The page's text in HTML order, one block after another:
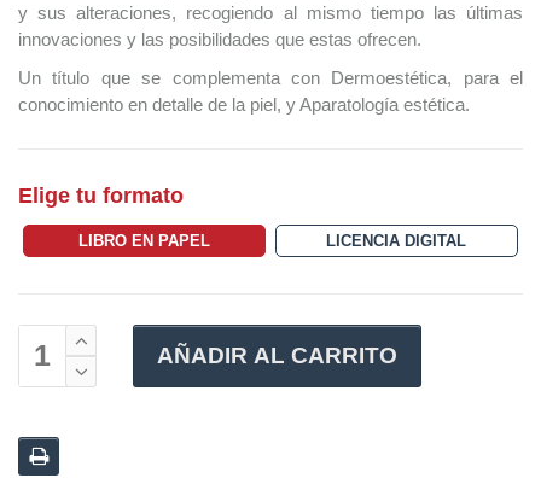
y sus alteraciones, recogiendo al mismo tiempo las últimas
innovaciones y las posibilidades que estas ofrecen.
Un título que se complementa con Dermoestética, para el
conocimiento en detalle de la piel, y Aparatología estética.
Elige tu formato
LIBRO EN PAPEL LICENCIA DIGITAL
AÑADIR AL CARRITO